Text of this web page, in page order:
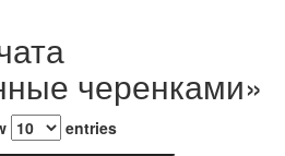
черенками»
entries